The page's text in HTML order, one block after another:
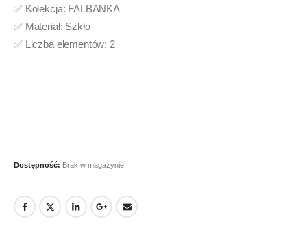
✅ Kolekcja: FALBANKA
✅ Materiał: Szkło
✅ Liczba elementów: 2
Dostępność: Brak w magazynie